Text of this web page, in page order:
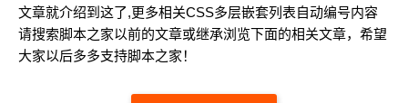
文章就介绍到这了,更多相关CSS多层嵌套列表自动编号内容
请搜索脚本之家以前的文章或继承浏览下面的相关文章，希望
大家以后多多支持脚本之家！